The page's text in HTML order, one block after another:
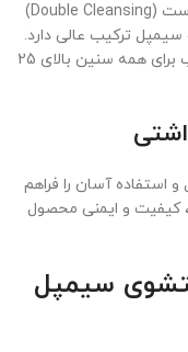
این ژل به عنوان گام اول روتین مراقبت از پوست (Double Cleansing)
ترکیب عالی دارد.
تست‌شده توسط متخصصان پوست و مناسب برای همه سنین بالای 25
و استفاده آسان را فراهم
کیفیت و ایمنی محصول
سیمپل